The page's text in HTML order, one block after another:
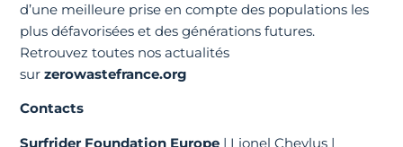
d’une meilleure prise en compte des populations les
plus défavorisées et des générations futures.
Retrouvez toutes nos actualités
surzerowastefrance.org
Contacts
Surfrider Foundation Europe | Lionel Cheylus |